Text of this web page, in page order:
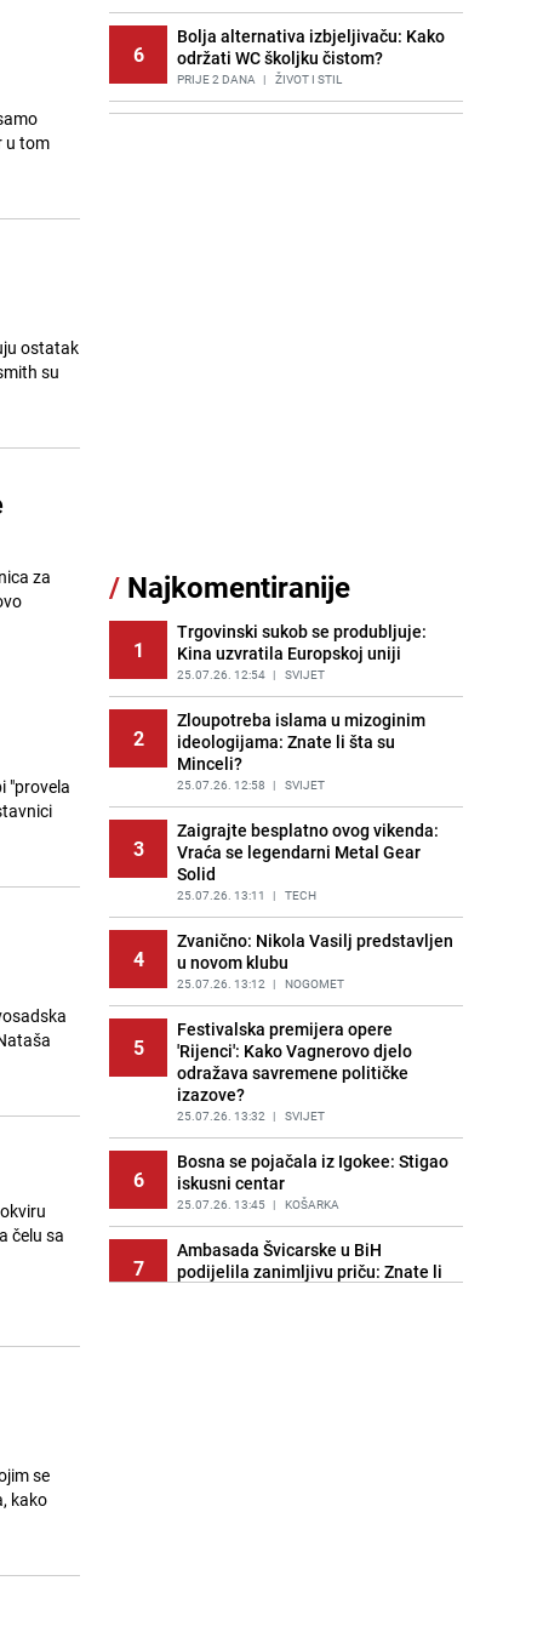
u tom
ostatak
su
za
"provela
čelu sa
se
kako
6
Bolja alternativa izbjeljivaču: Kako
održati WC školjku čistom?
PRIJE 2 DANA | ŽIVOT I STIL
11
listi: Ovo su lokacije prvih Lidl
PRIJE OKO 19H | BOSNA I HERCEGOVINA
12
Gosti iz Njemačke napravili požar u
apartmanu u Istri, vlasniku se
smijali i pokazivali srednji prst
PRIJE 2 DANA | REGIJA
13
Kako očistiti staklo od tuš-kabina:
Jednostavni savjeti za očuvanje
sjaja
PRIJE 1 DAN | ŽIVOT I STIL
14
Očistite rernu bez hemikalija:
Poznata stručnjakinja dijeli savjete
PRIJE 2 DANA | ŽIVOT I STIL
15
Novi detalji istrage: Ruske službe
otkrile moguć uzrok tragedije bh.
planinara na Elbrusu
PRIJE 1 DAN | SVIJET
/ Najkomentiranije
1
Trgovinski sukob se produbljuje:
Kina uzvratila Europskoj uniji
25.07.26. 12:54 | SVIJET
2
Zloupotreba islama u mizoginim
ideologijama: Znate li šta su
Minceli?
25.07.26. 12:58 | SVIJET
3
Zaigrajte besplatno ovog vikenda:
Vraća se legendarni Metal Gear
Solid
25.07.26. 13:11 | TECH
4
Zvanično: Nikola Vasilj predstavljen
u novom klubu
25.07.26. 13:12 | NOGOMET
5
Festivalska premijera opere
'Rijenci': Kako Vagnerovo djelo
odražava savremene političke
izazove?
25.07.26. 13:32 | SVIJET
6
Bosna se pojačala iz Igokee: Stigao
iskusni centar
25.07.26. 13:45 | KOŠARKA
7
Ambasada Švicarske u BiH
podijelila zanimljivu priču: Znate li